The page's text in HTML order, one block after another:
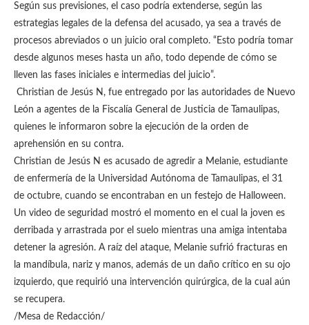
Según sus previsiones, el caso podría extenderse, según las
estrategias legales de la defensa del acusado, ya sea a través de
procesos abreviados o un juicio oral completo. “Esto podría tomar
desde algunos meses hasta un año, todo depende de cómo se
lleven las fases iniciales e intermedias del juicio”.
Christian de Jesús N, fue entregado por las autoridades de Nuevo
León a agentes de la Fiscalía General de Justicia de Tamaulipas,
quienes le informaron sobre la ejecución de la orden de
aprehensión en su contra.
Christian de Jesús N es acusado de agredir a Melanie, estudiante
de enfermería de la Universidad Autónoma de Tamaulipas, el 31
de octubre, cuando se encontraban en un festejo de Halloween.
Un video de seguridad mostró el momento en el cual la joven es
derribada y arrastrada por el suelo mientras una amiga intentaba
detener la agresión. A raíz del ataque, Melanie sufrió fracturas en
la mandíbula, nariz y manos, además de un daño crítico en su ojo
izquierdo, que requirió una intervención quirúrgica, de la cual aún
se recupera.
/Mesa de Redacción/